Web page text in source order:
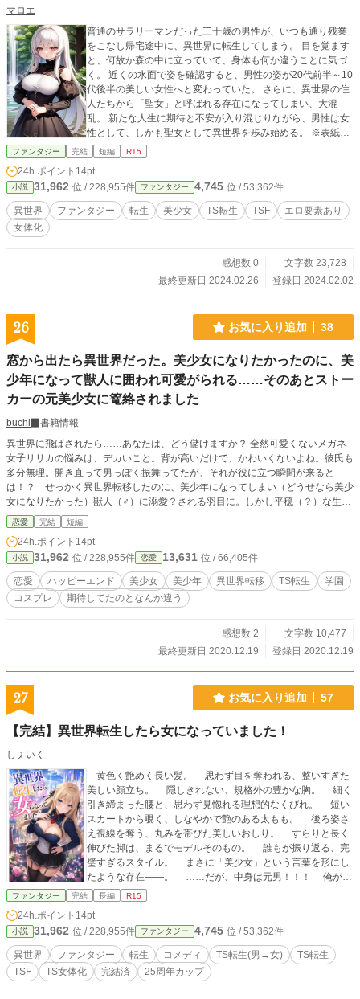
マロエ
普通のサラリーマンだった三十歳の男性が、いつも通り残業
をこなし帰宅途中に、異世界に転生してしまう。 目を覚ます
と、何故か森の中に立っていて、身体も何か違うことに気づ
く。 近くの水面で姿を確認すると、男性の姿が20代前半～10
代後半の美しい女性へと変わっていた。 さらに、異世界の住
人たちから「聖女」と呼ばれる存在になってしまい、大混
乱。 新たな人生に期待と不安が入り混じりながら、男性は女
性として、しかも聖女として異世界を歩み始める。 ※表紙、
挿絵はAIで作成したイラストを使用しています。 ※R１５の
ファンタジー 完結 短編 R15
24h.ポイント 14pt
小説 31,962 位 / 228,955件 ファンタジー 4,745 位 / 53,362件
異世界 ファンタジー 転生 美少女 TS転生 TSF
エロ要素あり
女体化
感想数 0
文字数 23,728
最終更新日 2024.02.26
登録日 2024.02.02
26 お気に入り追加 38
窓から出たら異世界だった。美少女になりたかったのに、美
少年になって獣人に囲われ可愛がられる……そのあとストー
カーの元美少女に篭絡されました
buchi
書籍情報
異世界に飛ばされたら……あなたは、どう儲けますか？ 全然可愛くないメガネ
女子リリカの悩みは、デカいこと。背が高いだけで、かわいくないよね。彼氏も
多分無理。開き直って男っぽく振舞ってたが、それが役に立つ瞬間が来ると
は！？ せっかく異世界転移したのに、美少年になってしまい（どうせなら美少
女になりたかった）獣人（♂）に溺愛？される羽目に。しかし平穏（？）な生活
はすぐに終わり、リリカの後も続々と出現する美少女の始末に悩まされる。で
も、もとをただせば原因はリリカにあって……ハッピーエンド。エロなし。深刻
度ゼロ。真面目にＴＳ期待されたら、先に謝っときます。軽い話。
恋愛 完結 短編
24h.ポイント 14pt
小説 31,962 位 / 228,955件 恋愛 13,631 位 / 66,405件
恋愛 ハッピーエンド 美少女 美少年 異世界転移 TS転生
学園
コスプレ
期待してたのとなんか違う
感想数 2
文字数 10,477
最終更新日 2020.12.19
登録日 2020.12.19
27 お気に入り追加 57
【完結】異世界転生したら女になっていました！
しぇいく
黄色く艶めく長い髪。 思わず目を奪われる、整いすぎた
美しい顔立ち。 隠しきれない、規格外の豊かな胸。 細く
引き締まった腰と、思わず見惚れる理想的なくびれ。 短い
スカートから覗く、しなやかで艶のある太もも。 後ろ姿さ
え視線を奪う、丸みを帯びた美しいおしり。 すらりと長く
伸びた脚は、まるでモデルそのもの。 誰もが振り返る、完
璧すぎるスタイル。 まさに「美少女」という言葉を形にし
たような存在――。 ……だが、中身は元男！！！ 俺が異
世界で目を覚ますと、なぜか絶世の美少女に転生していた。
男の価値観と、美少女として扱われる現実。そのギャップに
毎日振り回されながらも、今日も異世界を生き抜いていく！
これは、最強の美少女になってしまった”元男”の、勘違いと
波乱だらけの異世界転生物語！
ファンタジー 完結 長編 R15
24h.ポイント 14pt
小説 31,962 位 / 228,955件 ファンタジー 4,745 位 / 53,362件
異世界 ファンタジー 転生 コメディ TS転生(男→女)
TS転生
TSF
TS女体化 完結済 25周年カップ